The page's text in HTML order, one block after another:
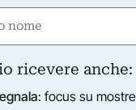
e
…
ricevere anche:
: focus su